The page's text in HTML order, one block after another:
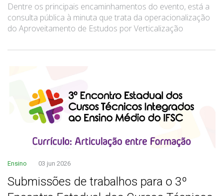
Dentre os principais encaminhamentos do evento, está a
consulta pública à minuta que trata da operacionalização
do Aproveitamento de Estudos por Verticalização
Ensino 03 jun 2026
Submissões de trabalhos para o 3º